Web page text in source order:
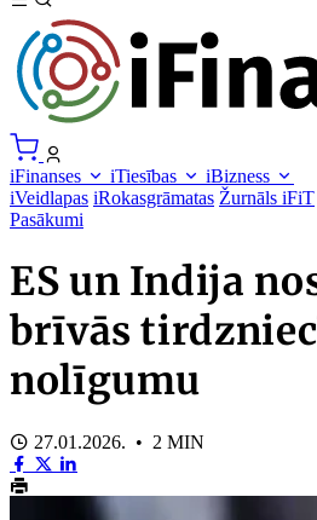
iFinanses iTiesības
iBizness
iVeidlapas iRokasgrāmatas Žurnāls iFiT
Pasākumi
ES un Indija
brīvās
nolīgumu
27.01.2026. • 2 MIN